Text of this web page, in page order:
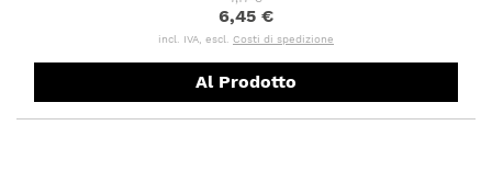
6,45 €
incl. IVA, escl. Costi di spedizione
Al Prodotto